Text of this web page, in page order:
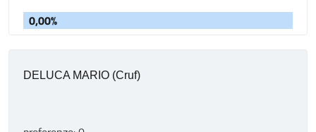
0,00%
DELUCA MARIO (Cruf)